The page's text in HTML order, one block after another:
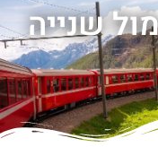
שנייה